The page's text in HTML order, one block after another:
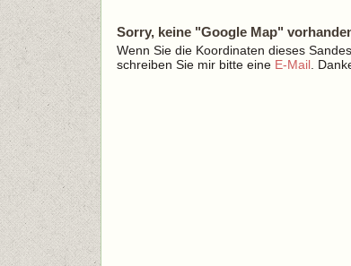
Sorry, keine "Google Map"
Wenn Sie die Koordinaten dieses
schreiben Sie mir bitte eine E-Mail .